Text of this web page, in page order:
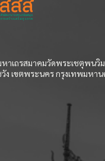
าเถรสมาคมวัดพระเชตุพนวิ
เขตพระนคร กรุงเทพมหา